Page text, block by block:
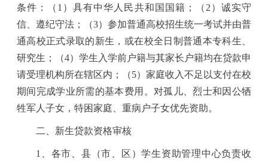
条件：（ 1 ）具有中华人民共和国国籍；（ 2 ）诚实守
信、遵纪守法；（3）参加普通高校招生统一考试并由普
通高校正式录取的新生，或在校全日制普通本专科生、
研究生；（4）学生入学前户籍与其家长户籍均在贷款申
请受理机构所在辖区内；（5）家庭收入不足以支付在校
期间完成学业所需的基本费用。对孤儿、烈士和因公牺
牲军人子女，特困家庭、重病户子女优先资助。
二、新生贷款资格审核
1
、各市、县（市、区）学生资助管理中心负责收